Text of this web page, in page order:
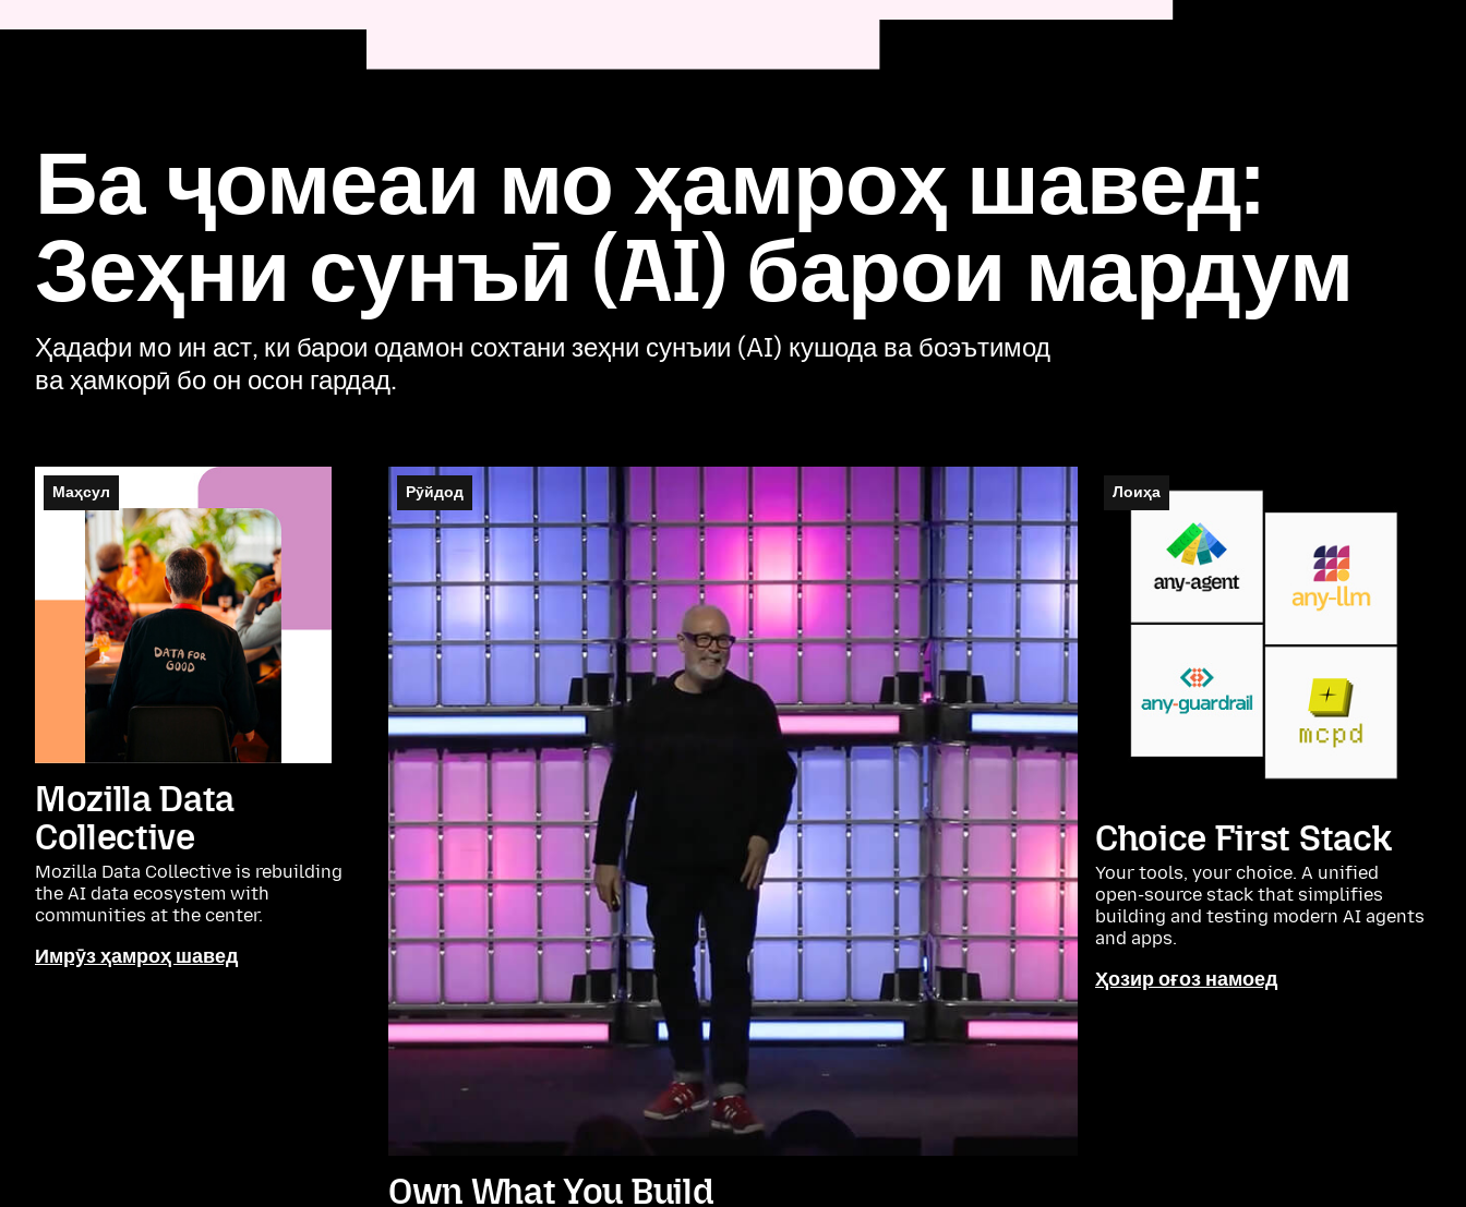
Ба ҷомеаи мо ҳамроҳ шавед:
Зеҳни сунъӣ (AI) барои мардум
Ҳадафи мо ин аст, ки барои одамон сохтани зеҳни сунъии (AI) кушода ва боэътимод
ва ҳамкорӣ бо он осон гардад.
Mozilla Data
Collective
Маҳсул
Mozilla Data Collective is rebuilding
the AI data ecosystem with
communities at the center.
Имрӯз ҳамроҳ шавед
Own What You Build
Рӯйдод
Choice First Stack
Лоиҳа
Your tools, your choice. A unified
open-source stack that simplifies
building and testing modern AI agents
and apps.
Ҳозир оғоз намоед